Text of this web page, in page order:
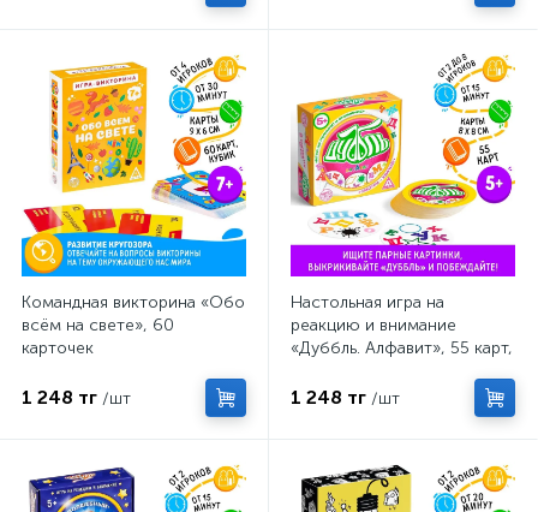
Командная викторина «Обо
всём на свете», 60
карточек
1 248 тг /шт
Настольная игра на
реакцию и внимание
«Дуббль. Алфавит», 55 карт,
1 248 тг /шт